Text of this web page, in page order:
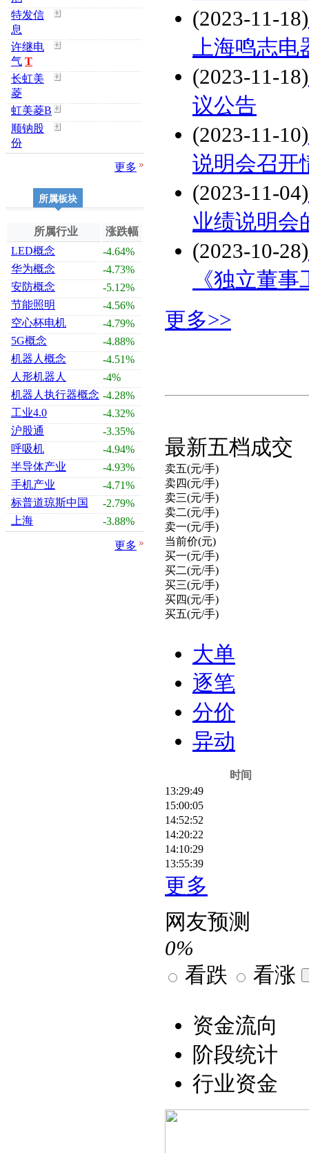
特发信
息
许继电
气 T
长虹美
菱
虹美菱B
顺钠股
份
更多
所属板块
所属行业
涨跌幅
LED概念
-4.64%
华为概念
-4.73%
安防概念
-5.12%
节能照明
-4.56%
空心杯电机
-4.79%
5G概念
-4.88%
机器人概念
-4.51%
人形机器人
-4%
机器人执行器概念 -4.28%
工业4.0
-4.32%
沪股通
-3.35%
呼吸机
-4.94%
半导体产业
-4.93%
手机产业
-4.71%
标普道琼斯中国
-2.79%
上海
-3.88%
更多
(2023-11-18)
上海鸣志电
(2023-11-18)
议公告
(2023-11-10)
说明会召开
(2023-11-04)
业绩说明会
(2023-10-28)
《独立董
更多>>
最新五档成交
卖五(元/手)
卖四(元/手)
卖三(元/手)
卖二(元/手)
卖一(元/手)
当前价(元)
买一(元/手)
买二(元/手)
买三(元/手)
买四(元/手)
买五(元/手)
大单
逐笔
分价
异动
时间
13:29:49
15:00:05
14:52:52
14:20:22
14:10:29
13:55:39
更多
网友预测
0%
看跌
看涨
资金流向
阶段统计
行业资金